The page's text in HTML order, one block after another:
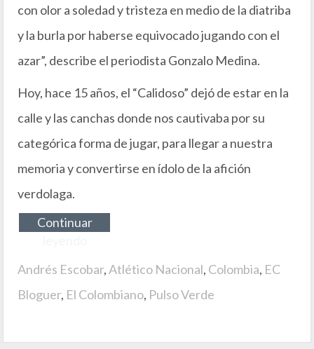
con olor a soledad y tristeza en medio de la diatriba
y la burla por haberse equivocado jugando con el
azar”, describe el periodista Gonzalo Medina.
Hoy, hace 15 años, el “Calidoso” dejó de estar en la
calle y las canchas donde nos cautivaba por su
categórica forma de jugar, para llegar a nuestra
memoria y convertirse en ídolo de la afición
verdolaga.
Continuar
Andrés Escobar,Atlético Nacional, Colombia, EC
Bloguer, El Colombiano, Pulso Verde